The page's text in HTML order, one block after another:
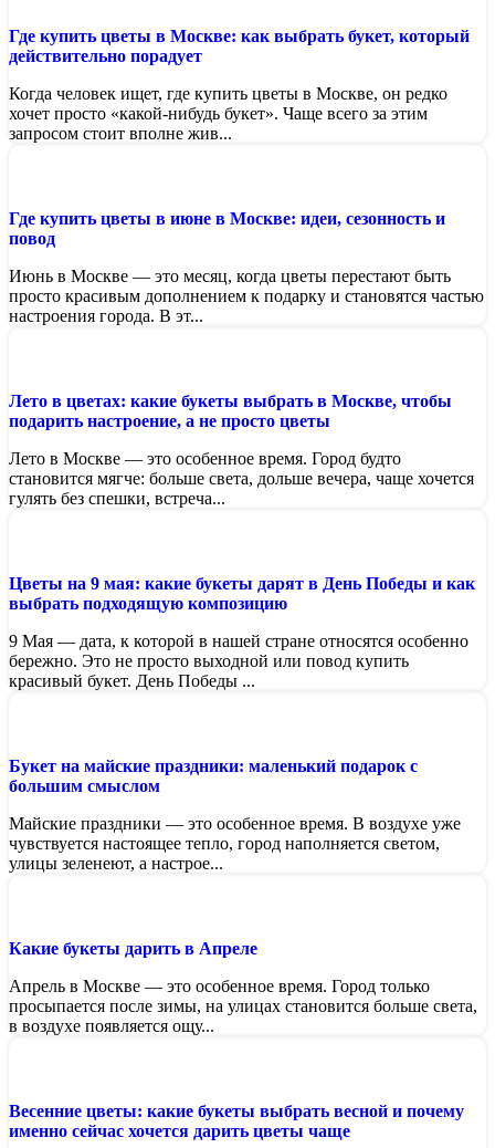
Где купить цветы в Москве: как выбрать букет, который
действительно порадует
Когда человек ищет, где купить цветы в Москве, он редко
хочет просто «какой-нибудь букет». Чаще всего за этим
запросом стоит вполне жив...
Где купить цветы в июне в Москве: идеи, сезонность и
повод
Июнь в Москве — это месяц, когда цветы перестают быть
просто красивым дополнением к подарку и становятся частью
настроения города. В эт...
Лето в цветах: какие букеты выбрать в Москве, чтобы
подарить настроение, а не просто цветы
Лето в Москве — это особенное время. Город будто
становится мягче: больше света, дольше вечера, чаще хочется
гулять без спешки, встреча...
Цветы на 9 мая: какие букеты дарят в День Победы и как
выбрать подходящую композицию
9 Мая — дата, к которой в нашей стране относятся особенно
бережно. Это не просто выходной или повод купить
красивый букет. День Победы ...
Букет на майские праздники: маленький подарок с
большим смыслом
Майские праздники — это особенное время. В воздухе уже
чувствуется настоящее тепло, город наполняется светом,
улицы зеленеют, а настрое...
Какие букеты дарить в Апреле
Апрель в Москве — это особенное время. Город только
просыпается после зимы, на улицах становится больше света,
в воздухе появляется ощу...
Весенние цветы: какие букеты выбрать весной и почему
именно сейчас хочется дарить цветы чаще